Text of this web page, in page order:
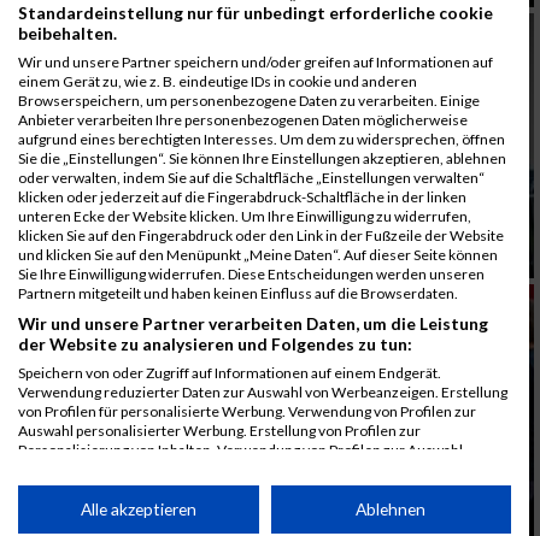
Standardeinstellung nur für unbedingt erforderliche cookie
beibehalten.
Wir und unsere Partner speichern und/oder greifen auf Informationen auf
einem Gerät zu, wie z. B. eindeutige IDs in cookie und anderen
Browserspeichern, um personenbezogene Daten zu verarbeiten. Einige
Anbieter verarbeiten Ihre personenbezogenen Daten möglicherweise
aufgrund eines berechtigten Interesses. Um dem zu widersprechen, öffnen
Sie die „Einstellungen“. Sie können Ihre Einstellungen akzeptieren, ablehnen
oder verwalten, indem Sie auf die Schaltfläche „Einstellungen verwalten“
klicken oder jederzeit auf die Fingerabdruck-Schaltfläche in der linken
unteren Ecke der Website klicken. Um Ihre Einwilligung zu widerrufen,
klicken Sie auf den Fingerabdruck oder den Link in der Fußzeile der Website
und klicken Sie auf den Menüpunkt „Meine Daten“. Auf dieser Seite können
Sie Ihre Einwilligung widerrufen. Diese Entscheidungen werden unseren
Partnern mitgeteilt und haben keinen Einfluss auf die Browserdaten.
Wir und unsere Partner verarbeiten Daten, um die Leistung
der Website zu analysieren und Folgendes zu tun:
Speichern von oder Zugriff auf Informationen auf einem Endgerät.
Verwendung reduzierter Daten zur Auswahl von Werbeanzeigen. Erstellung
von Profilen für personalisierte Werbung. Verwendung von Profilen zur
Auswahl personalisierter Werbung. Erstellung von Profilen zur
Personalisierung von Inhalten. Verwendung von Profilen zur Auswahl
Performance von Inhalten. Analyse von Zielgruppen durch Statistiken oder
Kombinationen von Daten aus verschiedenen Quellen. Entwicklung und
Alle akzeptieren Ablehnen